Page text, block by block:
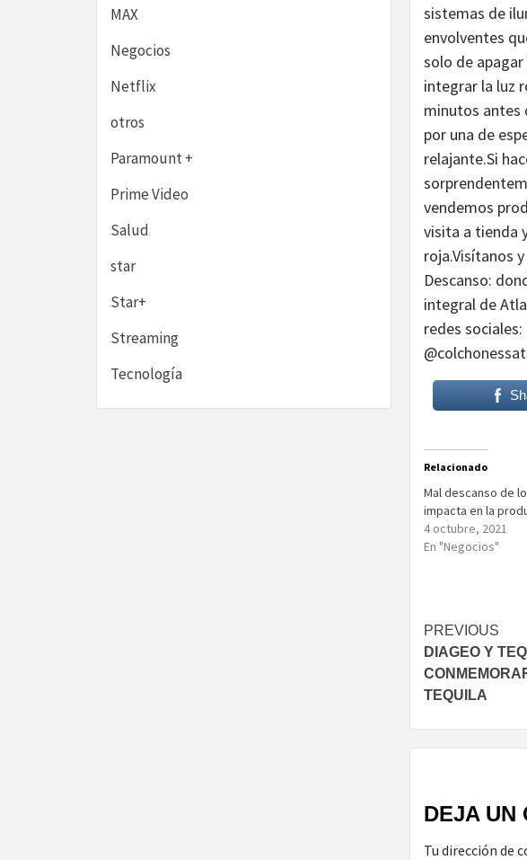
sistemas de
envolventes
solo de
integrar la luz
minutos antes
por una de
relajante.Si
vendemos
visita a tienda
roja.Visítanos
Descanso:
integral de
redes
Relacionado
Mal descanso de
impacta en la
4 octubre, 2021
En "Negocios"
Post
PREVIOUS
DIAGEO Y
TEQUILA
DEJA UN
Tu dirección de
MAX
Negocios
Netflix
otros
Paramount +
Prime Video
Salud
star
Star+
Streaming
Tecnología